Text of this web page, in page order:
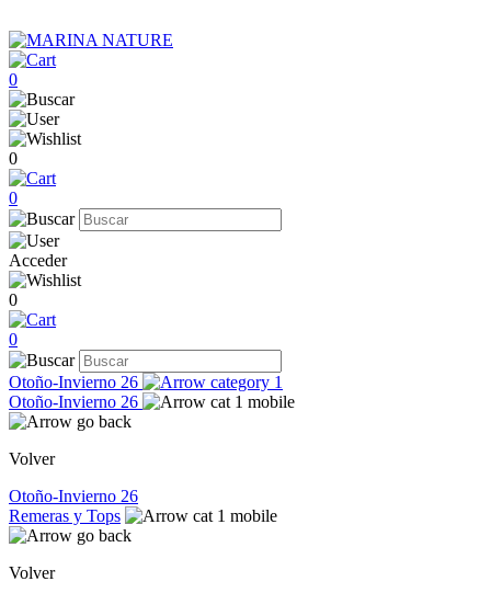
0
0
0
Acceder
0
0
Otoño-Invierno 26
Otoño-Invierno 26
Volver
Otoño-Invierno 26
Remeras y Tops
Volver